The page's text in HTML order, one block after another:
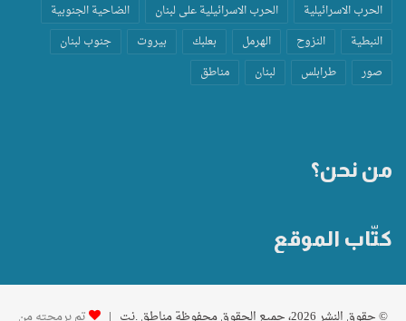
الحرب الاسرائيلية
الحرب الاسرائيلية على لبنان
الضاحية الجنوبية
النبطية
النزوح الهرمل بعلبك بيروت
جنوب لبنان
صور
طرابلس لبنان مناطق
من نحن؟
كتّاب الموقع